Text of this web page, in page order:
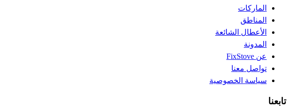
الماركات
المناطق
الأعطال الشائعة
المدونة
عن FixStove
تواصل معنا
سياسة الخصوصية
تابعنا